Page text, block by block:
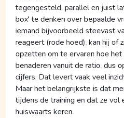
tegengesteld, parallel en juist
box' te denken over bepaalde
iemand bijvoorbeeld steevast
reageert (rode hoed), kan hij of
opzetten om te ervaren hoe
benaderen vanuit de ratio, dus
cijfers. Dat levert vaak veel
Maar het belangrijkste is dat
tijdens de training en dat ze vol
huiswaarts keren.